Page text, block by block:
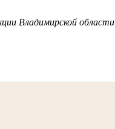
Владимирской области